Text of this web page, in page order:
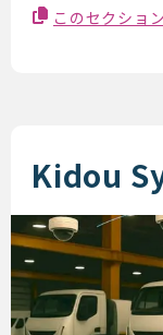
このセクショ
Kidou